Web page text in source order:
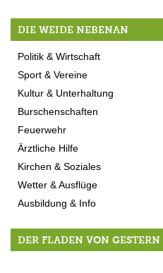
DIE WEIDE NEBENAN
Politik & Wirtschaft
Sport & Vereine
Kultur & Unterhaltung
Burschenschaften
Feuerwehr
Ärztliche Hilfe
Kirchen & Soziales
Wetter & Ausflüge
Ausbildung & Info
DER FLADEN VON GESTERN